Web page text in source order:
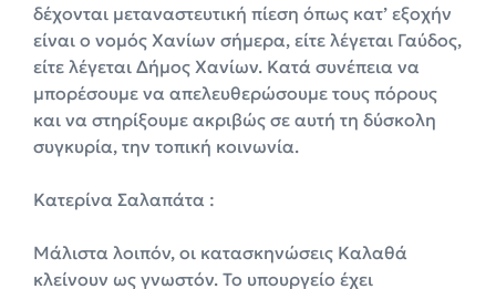
δέχονται μεταναστευτική πίεση όπως κατ’ εξοχήν
είναι ο νομός Χανίων σήμερα, είτε λέγεται Γαύδος,
είτε λέγεται Δήμος Χανίων. Κατά συνέπεια να
μπορέσουμε να απελευθερώσουμε τους πόρους
και να στηρίξουμε ακριβώς σε αυτή τη δύσκολη
συγκυρία, την τοπική κοινωνία.
Κατερίνα Σαλαπάτα :
Μάλιστα λοιπόν, οι κατασκηνώσεις Καλαθά
κλείνουν ως γνωστόν. Το υπουργείο έχει